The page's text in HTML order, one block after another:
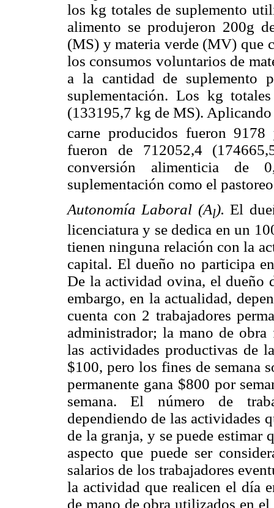
los kg totales de suplemento
alimento se produjeron 200g
(MS) y materia verde (MV) que
los consumos voluntarios de
a la cantidad de suplemento
suplementación. Los kg
(133195,7 kg de MS).
carne producidos fueron
fueron de 712052,4
conversión alimenticia de
suplementación como el
Autonomía Laboral (Al). El
licenciatura y se dedica en un
tienen ninguna relación con la
capital. El dueño no participa
De la actividad ovina, el dueño
embargo, en la actualidad,
cuenta con 2 trabajadores
administrador; la mano de
las actividades productivas de
$100, pero los fines de semana
permanente gana $800 por
semana. El número de
dependiendo de las actividades
de la granja, y se puede estimar
aspecto que puede ser
salarios de los trabajadores
la actividad que realicen el día
de mano de obra utilizados en el